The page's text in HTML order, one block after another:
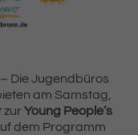
Die Jugendbüros
am Samstag,
zur Young People’s
dem Programm